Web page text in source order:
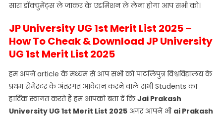
सारा डॉक्युमेंट्स ले जाकर के एडमिशन ले लेना होगा आप सभी को।
JP University UG 1st Merit List 2025 –
How To Cheak & Download JP University
UG 1st Merit List 2025
हम अपने article के मध्यम से आप सभी को पाटलिपुत्र विश्वविद्यालय के
प्रथम सेमेस्टर के अंतरगत आवेदान करने वाले सभी Students का
हार्दिक स्वागत करते हैं हम आपको बता दें किJai Prakash
University UG 1st Merit List 2025अगर आपने भी ai Prakash